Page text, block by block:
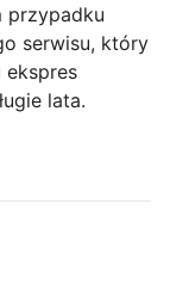
przypadku
serwisu, który
ekspres
lata.